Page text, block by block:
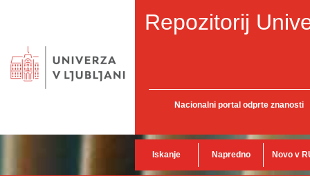
Repozitorij
Nacionalni portal odprte znanosti
Iskanje Napredno Novo v